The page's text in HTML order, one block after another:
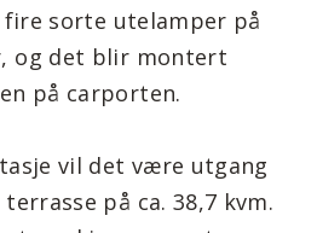
sorte utelamper på
og det blir montert
på carporten.
vil det være utgang
på ca. 38,7 kvm.